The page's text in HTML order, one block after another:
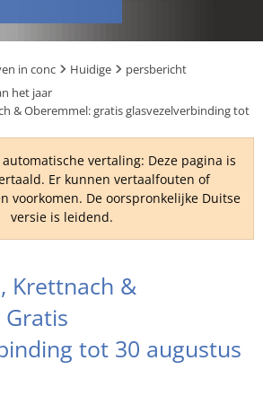
TR
UK
RU
in conc Huidige
persbericht
het jaar
& Oberemmel: gratis glasvezelverbinding tot
vertaling: Deze pagina is
Er kunnen vertaalfouten of
voorkomen. De oorspronkelijke Duitse
versie is leidend.
Krettnach &
tot 30 augustus